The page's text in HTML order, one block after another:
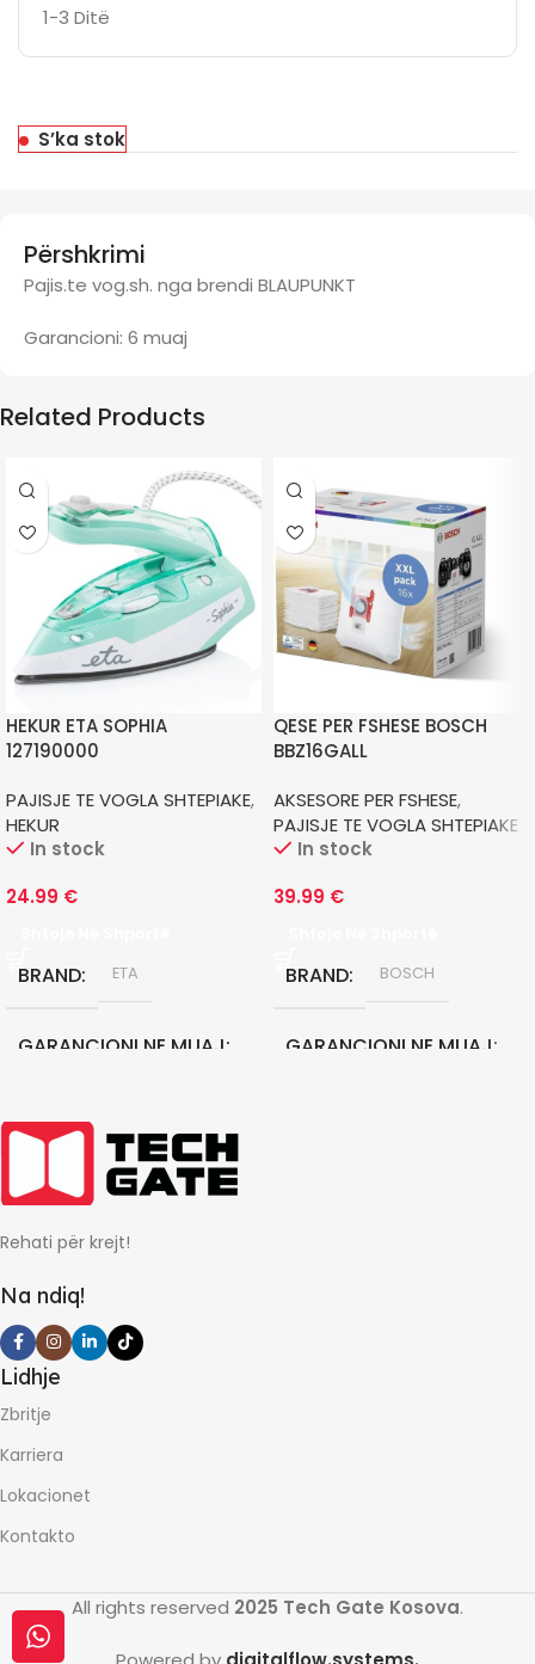
1-3 Ditë
S’ka stok
Përshkrimi
Pajis.te vog.sh. nga brendi BLAUPUNKT
Garancioni: 6 muaj
Related Products
HEKUR ETA SOPHIA
127190000
PAJISJE TE VOGLA SHTEPIAKE,
HEKUR
In stock
24.99 €
BRAND ETA
GARANCIONI NE MUAJ
QESE PER FSHESE BOSCH
BBZ16GALL
AKSESORE PER FSHESE,
PAJISJE TE VOGLA SHTEPIAKE
In stock
39.99 €
BRAND BOSCH
GARANCIONI NE MUAJ
Rehati për krejt!
Na ndiq!
Lidhje
Zbritje
Karriera
Lokacionet
Kontakto
All rights reserved 2025 Tech Gate Kosova.